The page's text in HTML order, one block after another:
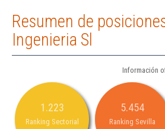
Resumen de
Ingenieria Sl
Información
1.223
Ranking Sectorial
5.454
Ranking Sevilla